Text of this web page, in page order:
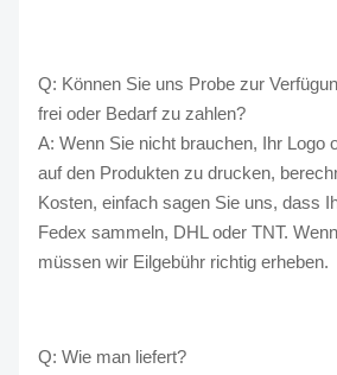
Q: Können Sie uns Probe zur
frei oder Bedarf zu zahlen?
A: Wenn Sie nicht brauchen, Ihr Logo
auf den Produkten zu drucken,
Kosten, einfach sagen Sie uns, dass
Fedex sammeln, DHL oder TNT.
müssen wir Eilgebühr richtig erheben.
Q: Wie man liefert?